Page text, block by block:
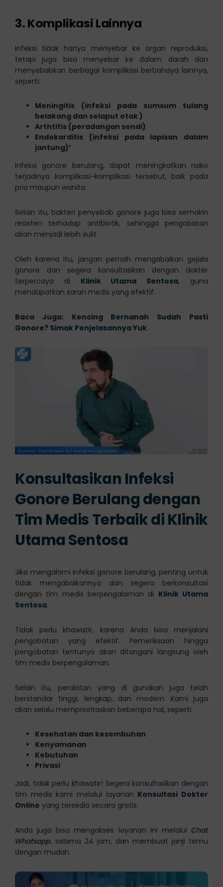
3. Komplikasi Lainnya
Infeksi tidak hanya menyebar ke organ reproduksi,
tetapi juga bisa menyebar ke dalam darah dan
menyebabkan berbagai komplikasi berbahaya lainnya,
seperti:
Meningitis (infeksi pada sumsum tulang
belakang dan selaput otak )
Arthtitis (peradangan sendi)
Endokarditis (infeksi pada lapisan dalam
jantung)’
Infeksi gonore berulang, dapat meningkatkan risiko
terjadinya komplikasi-komplikasi tersebut, baik pada
pria maupun wanita.
Selain itu, bakteri penyebab gonore juga bisa semakin
resisten terhadap antibiotik, sehingga pengobatan
akan menjadi lebih sulit.
Oleh karena itu, jangan pernah mengabaikan gejala
gonore dan segera konsultasikan dengan dokter
terpercaya di Klinik Utama Sentosa, guna
mendapatkan saran medis yang efektif.
Baca Juga: Kencing Bernanah Sudah Pasti
Gonore? Simak Penjelasannya Yuk
Konsultasikan Infeksi
Gonore Berulang dengan
Tim Medis Terbaik di Klinik
Utama Sentosa
Jika mengalami infeksi gonore berulang, penting untuk
tidak mengabaikannya dan segera berkonsultasi
dengan tim medis berpengalaman di Klinik Utama
Sentosa.
Tidak perlu khawatir, karena Anda bisa menjalani
pengobatan yang efektif. Pemeriksaan hingga
pengobatan tentunya akan ditangani langsung oleh
tim medis berpengalaman.
Selain itu, peralatan yang di gunakan juga telah
berstandar tinggi, lengkap, dan modern. Kami juga
akan selalu memprioritaskan beberapa hal, seperti:
Kesehatan dan kesembuhan
Kenyamanan
Kebutuhan
Privasi
Jadi, tidak perlu khawatir! Segera konsultasikan dengan
tim medis kami melalui layanan Konsultasi Dokter
Online yang tersedia secara gratis.
Anda juga bisa mengakses layanan ini melaluiChat
Whatsapp, selama 24 jam, dan membuat janji temu
dengan mudah.